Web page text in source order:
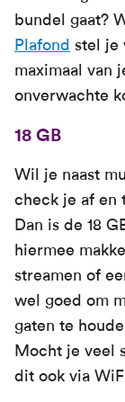
bundel gaat?
Plafond stel je
maximaal van
onverwachte
18 GB
Wil je naast
check je af en
Dan is de 18
hiermee
streamen of
wel goed om
gaten te
Mocht je veel
dit ook via